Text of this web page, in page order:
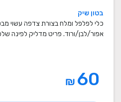
בטון שיק
כלי לפלפל ומלח בצורת צדפה עשוי
אפור/לבן/ורוד. פריט מדליק לפינה
₪